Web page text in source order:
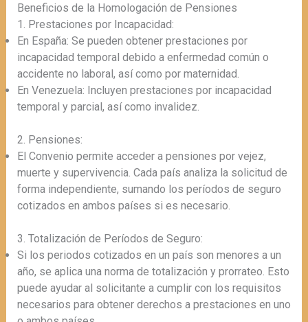
Beneficios de la Homologación de Pensiones
1. Prestaciones por Incapacidad:
En España: Se pueden obtener prestaciones por
incapacidad temporal debido a enfermedad común o
accidente no laboral, así como por maternidad.
En Venezuela: Incluyen prestaciones por incapacidad
temporal y parcial, así como invalidez.
2. Pensiones:
El Convenio permite acceder a pensiones por vejez,
muerte y supervivencia. Cada país analiza la solicitud de
forma independiente, sumando los períodos de seguro
cotizados en ambos países si es necesario.
3. Totalización de Períodos de Seguro:
Si los periodos cotizados en un país son menores a un
año, se aplica una norma de totalización y prorrateo. Esto
puede ayudar al solicitante a cumplir con los requisitos
necesarios para obtener derechos a prestaciones en uno